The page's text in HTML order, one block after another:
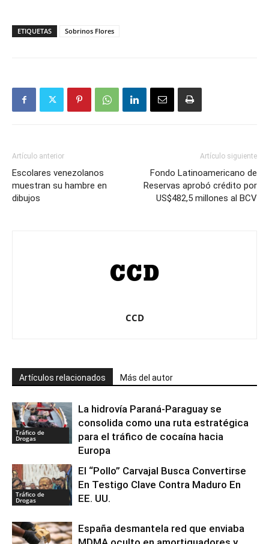
ETIQUETAS Sobrinos Flores
Artículo anterior
Escolares venezolanos
muestran su hambre en
dibujos
Artículo siguiente
Fondo Latinoamericano de
Reservas aprobó crédito por
US$482,5 millones al BCV
CCD
Artículos relacionados Más del autor
Tráfico de
Drogas
La hidrovía Paraná-Paraguay se
consolida como una ruta estratégica
para el tráfico de cocaína hacia
Europa
Tráfico de
Drogas
El “Pollo” Carvajal Busca Convertirse
En Testigo Clave Contra Maduro En
EE. UU.
España desmantela red que enviaba